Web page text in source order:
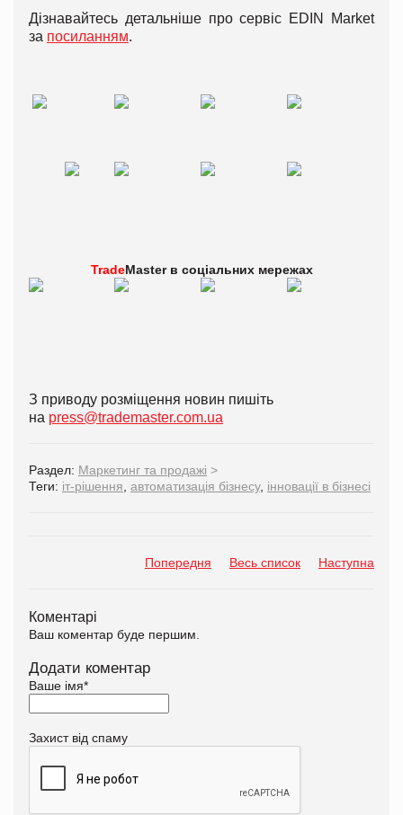
Дізнавайтесь детальніше про сервіс EDIN Market
за посиланням.
TradeMaster в соціальних мережах
З приводу розміщення новин пишіть
на press@trademaster.com.ua
Раздел: Маркетинг та продажі >
Теги: іт-рішення автоматизація бізнесу, інновації в бізнесі
Попередня Весь список Наступна
Коментарі
Ваш коментар буде першим.
Додати коментар
Ваше імя*
Захист від спаму